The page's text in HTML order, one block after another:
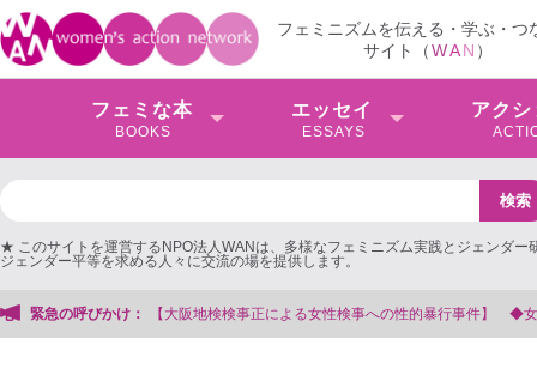
フェミニズムを伝える・学ぶ・つ
サイト（WAN ）
フェミな本
BOOKS
エッセイ
ESSAYS
アクシ
★ このサイトを運営するNPO法人WANは、多様なフェミニズム実践とジェンダー
ジェンダー平等を求める人々に交流の場を提供します。
緊急の呼びかけ：
局